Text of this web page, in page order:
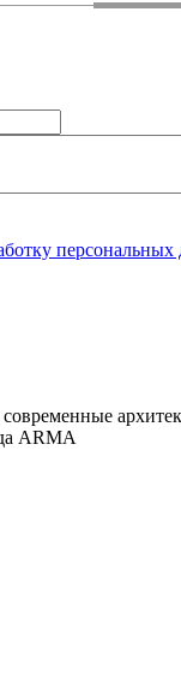
ARMA